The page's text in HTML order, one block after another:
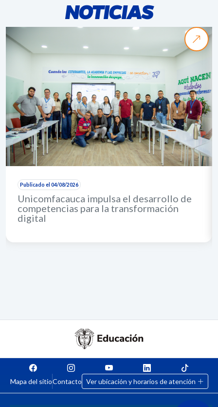
NOTICIAS
Publicado el 04/08/2026
Unicomfacauca impulsa el desarrollo de
competencias para la transformación
digital
Mapa del sitioContacto Ver ubicación y horarios de atención